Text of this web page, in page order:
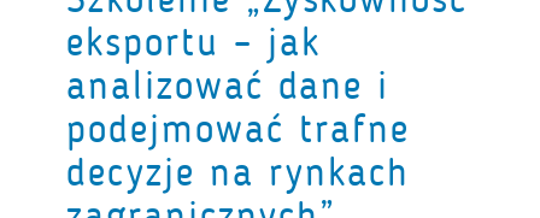
eksportu – jak
analizować dane i
podejmować trafne
decyzje na rynkach